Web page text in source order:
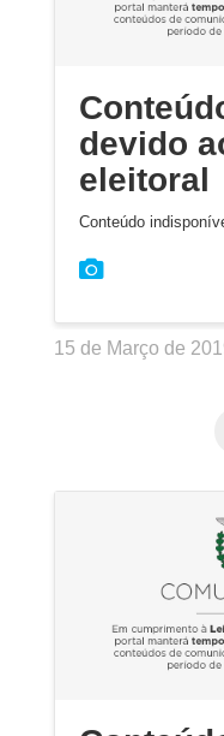
devido
eleitoral
Conteúdo
15 de Março de